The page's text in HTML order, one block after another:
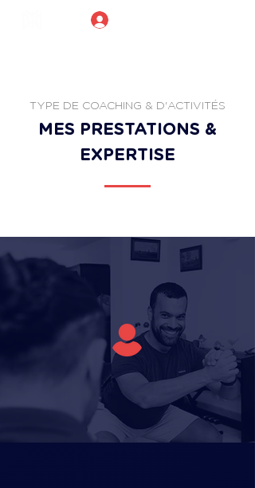
TYPE DE COACHING & D'ACTIVITÉS
MES PRESTATIONS &
EXPERTISE